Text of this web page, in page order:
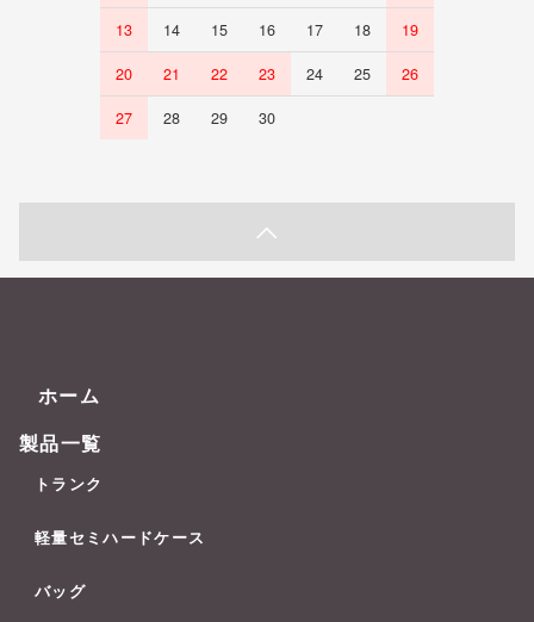
13 14 15 16 17 18 19
20 21 22 23 24 25 26
27 28 29 30
ホーム
製品一覧
トランク
軽量セミハードケース
バッグ